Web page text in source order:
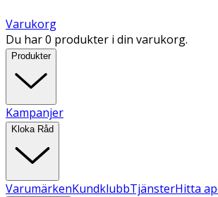
Varukorg
Du har 0 produkter i din varukorg.
Produkter
Kampanjer
Kloka Råd
VarumärkenKundklubbTjänsterHitta